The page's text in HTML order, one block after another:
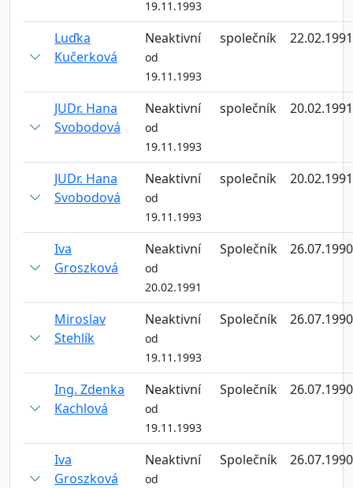
19.11.1993
Luďka
Kučerková
Neaktivní
od
19.11.1993
společník 22.02.1991
JUDr. Hana
Svobodová
Neaktivní
od
19.11.1993
společník 20.02.1991
JUDr. Hana
Svobodová
Neaktivní
od
19.11.1993
společník 20.02.1991
Iva
Groszková
Neaktivní
od
20.02.1991
Společník 26.07.1990
Miroslav
Stehlík
Neaktivní
od
19.11.1993
Společník 26.07.1990
Ing. Zdenka
Kachlová
Neaktivní
od
19.11.1993
Společník 26.07.1990
Iva
Groszková
Neaktivní
od
Společník 26.07.1990